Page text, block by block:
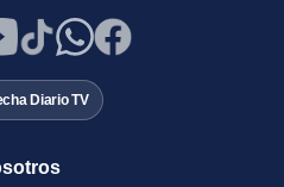
Diario TV